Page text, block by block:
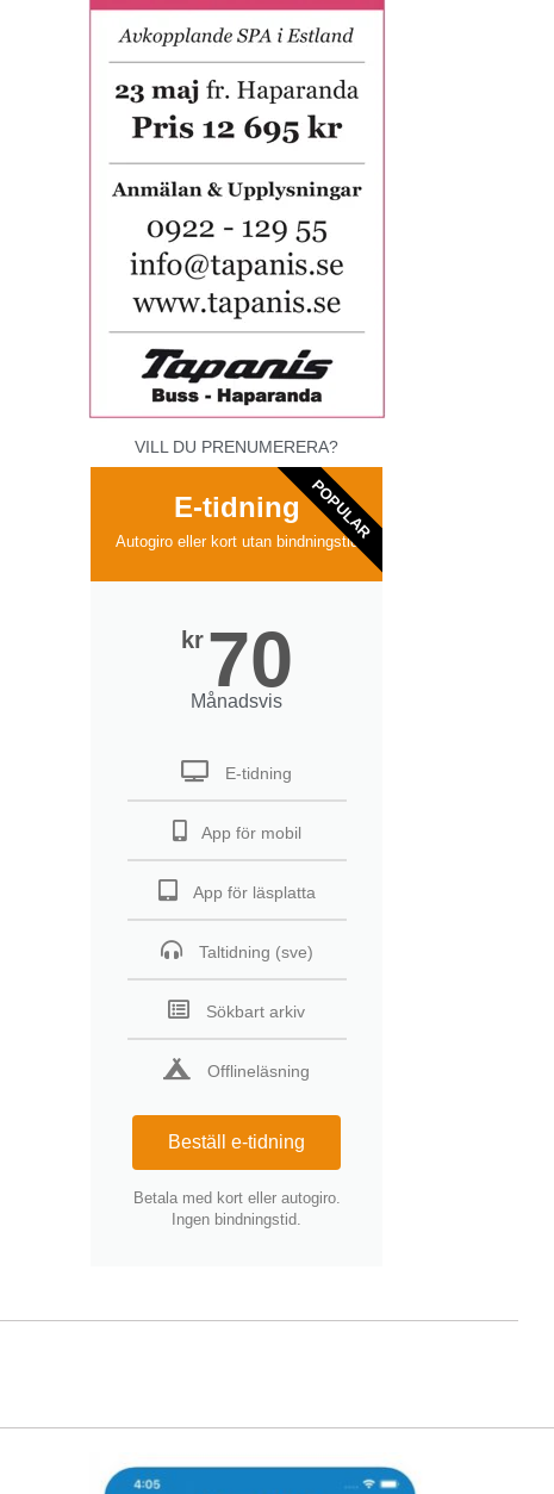
VILL DU PRENUMERERA?
E-tidning
Autogiro eller kort utan bindningstid
kr 70
Månadsvis
E-tidning
App för mobil
App för läsplatta
Taltidning (sve)
Sökbart arkiv
Offlineläsning
Beställ e-tidning
Betala med kort eller autogiro.
Ingen bindningstid.
POPULAR